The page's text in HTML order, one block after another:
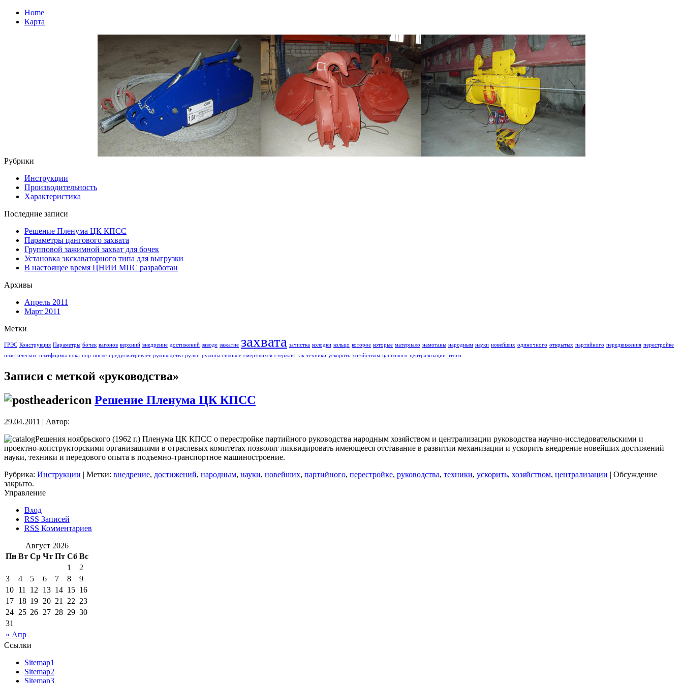
Home
Карта
Рубрики
Инструкции
Производительность
Характеристика
Последние записи
Решение Пленума ЦК КПСС
Параметры цангового захвата
Групповой зажимной захват для бочек
Установка экскаваторного типа для выгрузки
В настоящее время ЦНИИ МПС разработан
Архивы
Апрель 2011
Март 2011
Метки
ГРЭС Конструкция Параметры бочек вагонов верхний внедрение достижений заводе зажатие захвата зачистка колодки кольцо которое которые материало намотаны народным науки новейших одиночного открытых партийного передвижения перестройке
пластических платформы пока пор после предусматривает руководства рулон рулоны силовое смерзшихся стержня так техники ускорить хозяйством цангового централизации этого
Записи с меткой «руководства»
Решение Пленума ЦК КПСС
29.04.2011 | Автор:
Решения ноябрьского (1962 г.) Пленума ЦК КПСС о перестройке партийного руководства народным хозяйством и централизации руководства научно-исследовательскими и
проектно-копструкторскими организациями в отраслевых комитетах позволят ликвидировать имеющееся отставание в развитии механизации и ускорить внедрение новейших достижений
науки, техники и передового опыта в подъемно-транспортное машиностроение.
Рубрика: Инструкции | Метки: внедрение, достижений, народным, науки, новейших, партийного, перестройке, руководства, техники, ускорить, хозяйством, централизации | Обсуждение
закрыто.
Управление
Вход
RSS Записей
RSS Комментариев
Август 2026
Пн Вт Ср Чт Пт Сб Вс
« Апр
1
2
3
4 5 6 7 8
9
10 11 12 13 14 15 16
17 18 19 20 21 22 23
24 25 26 27 28 29 30
31
Ссылки
Sitemap1
Sitemap2
Sitemap3